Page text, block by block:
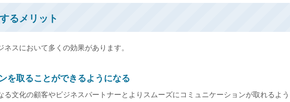
るメリット
スにおいて多くの効果があります。
を取ることができるようになる
る文化の顧客やビジネスパートナーとよりスムーズにコミュニケーションが取れるよう